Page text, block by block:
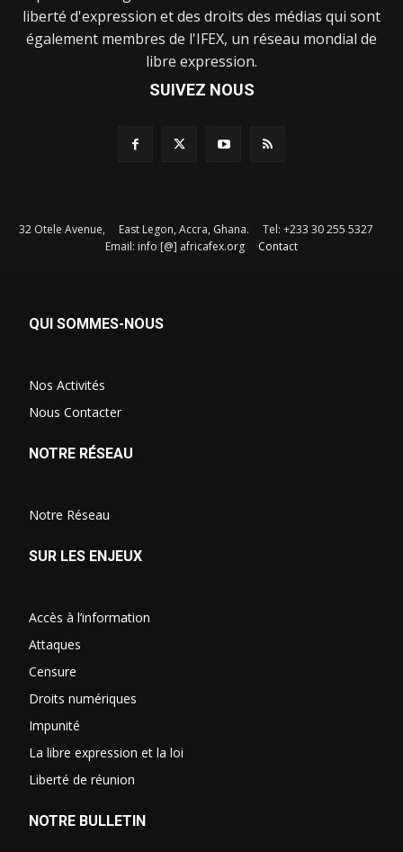
liberté d'expression et des droits des médias qui sont
également membres de l'IFEX, un réseau mondial de
libre expression.
SUIVEZ NOUS
32 Otele Avenue, East Legon, Accra, Ghana. Tel: +233 30 255 5327
Email: info [@] africafex.org Contact
QUI SOMMES-NOUS
Nos Activités
Nous Contacter
NOTRE RÉSEAU
Notre Réseau
SUR LES ENJEUX
Accès à l’information
Attaques
Censure
Droits numériques
Impunité
La libre expression et la loi
Liberté de réunion
NOTRE BULLETIN